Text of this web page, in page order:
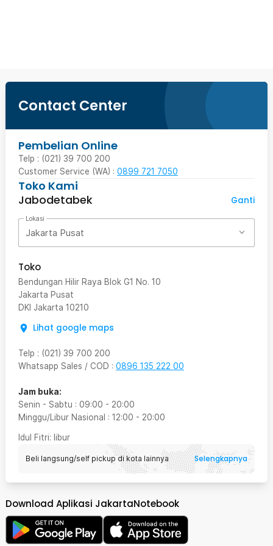
Contact Center
Pembelian Online
Telp : (021) 39 700 200
Customer Service (WA) : 0899 721 7050
Toko Kami
Jabodetabek
Ganti
Lokasi
Jakarta Pusat
Toko
Bendungan Hilir Raya Blok G1 No. 10
Jakarta Pusat
DKI Jakarta 10210
Lihat google maps
Telp : (021) 39 700 200
Whatsapp Sales / COD : 0896 135 222 00
Jam buka:
Senin - Sabtu : 09:00 - 20:00
Minggu/Libur Nasional : 12:00 - 20:00
Idul Fitri: libur
Beli langsung/self pickup di kota lainnya Selengkapnya
Download Aplikasi JakartaNotebook